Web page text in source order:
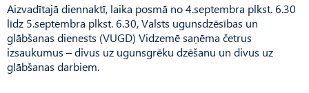
Aizvadītajā diennaktī, laika posmā no 4.septembra plkst. 6.30
līdz 5.septembra plkst. 6.30, Valsts ugunsdzēsības un
glābšanas dienests (VUGD) Vidzemē saņēma četrus
izsaukumus – divus uz ugunsgrēku dzēšanu un divus uz
glābšanas darbiem.